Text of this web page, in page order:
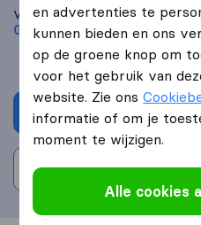
Vergelijk Ervaren Verhuizers
Groningen
Vraag
Schrijf
en advertenties te
kunnen bieden en ons
op de groene knop om
voor het gebruik van
website. Zie ons
informatie of om je
moment te wijzigen.
Alle cookies